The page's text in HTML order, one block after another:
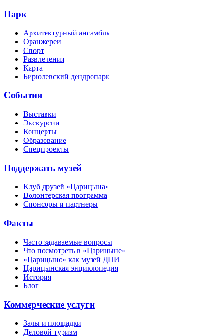
Парк
Архитектурный ансамбль
Оранжереи
Спорт
Развлечения
Карта
Бирюлевский дендропарк
События
Выставки
Экскурсии
Концерты
Образование
Спецпроекты
Поддержать музей
Клуб друзей «Царицына»
Волонтерская программа
Спонсоры и партнеры
Факты
Часто задаваемые вопросы
Что посмотреть в «Царицыне»
«Царицыно» как музей ДПИ
Царицынская энциклопедия
История
Блог
Коммерческие услуги
Залы и площадки
Деловой туризм